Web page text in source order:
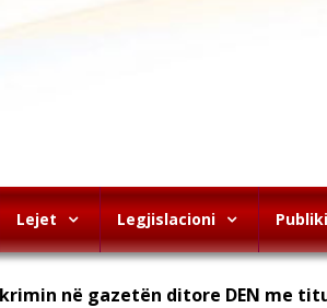
Lejet Legjislacioni
në gazetën ditore DEN me